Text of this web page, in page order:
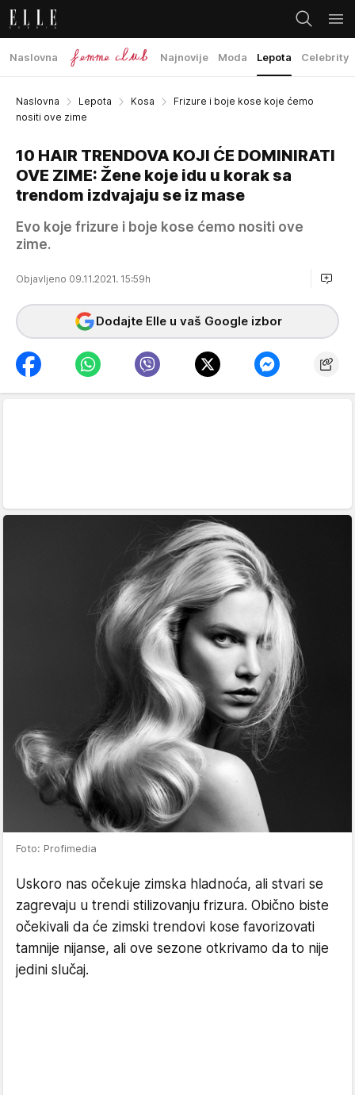
Naslovna Najnovije Moda Lepota Celebrity
Naslovna Lepota Kosa
Frizure i boje kose koje ćemo
nositi ove zime
10 HAIR TRENDOVA KOJI ĆE DOMINIRATI
OVE ZIME: Žene koje idu u korak sa
trendom izdvajaju se iz mase
Evo koje frizure i boje kose ćemo nositi ove
zime.
Objavljeno 09.11.2021. 15:59h
Dodajte Elle u vaš Google izbor
Foto: Profimedia
Uskoro nas očekuje zimska hladnoća, ali stvari se
zagrevaju u trendi stilizovanju frizura. Obično biste
očekivali da će zimski trendovi kose favorizovati
tamnije nijanse, ali ove sezone otkrivamo da to nije
jedini slučaj.